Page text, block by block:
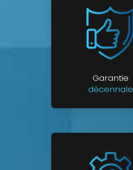
Garantie
décennale